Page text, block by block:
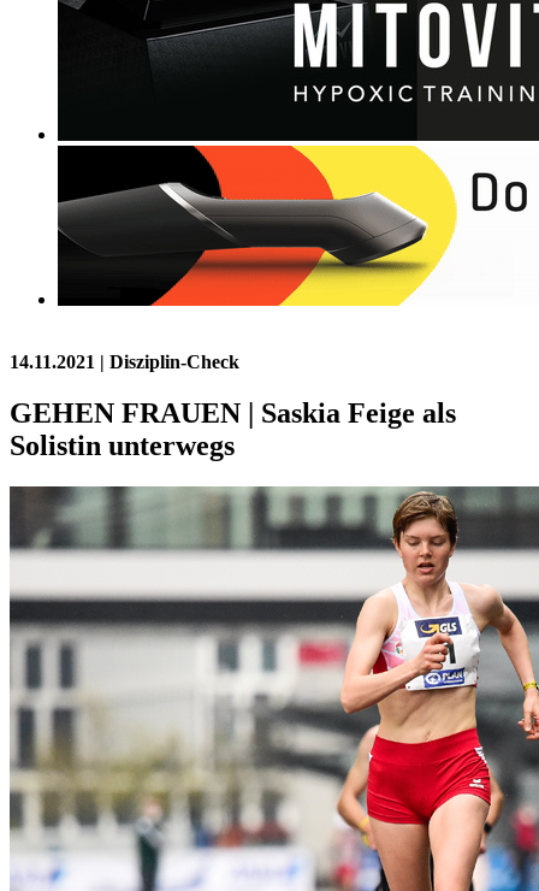
14.11.2021 | Disziplin-Check
GEHEN FRAUEN | Saskia Feige als
Solistin unterwegs